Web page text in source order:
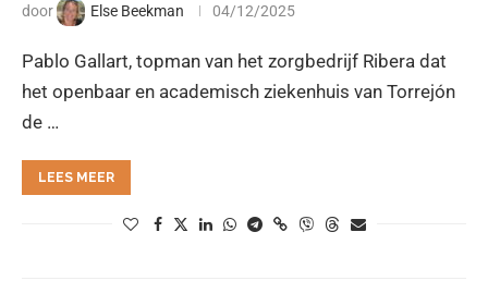
door Else Beekman 04/12/2025
Pablo Gallart, topman van het zorgbedrijf Ribera dat
het openbaar en academisch ziekenhuis van Torrejón
de …
LEES MEER